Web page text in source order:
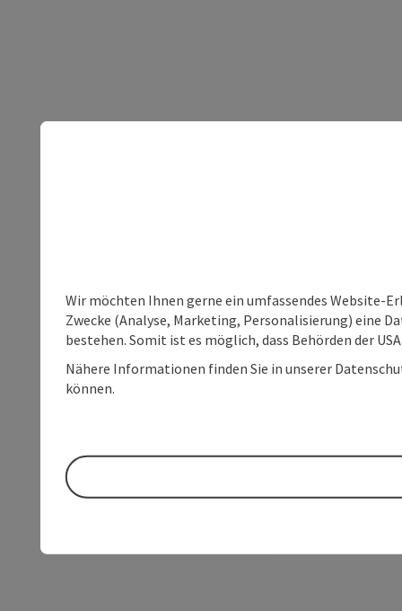
Wir möchten Ihnen gerne ein umfassendes Website-
Zwecke (Analyse, Marketing, Personalisierung) eine
bestehen. Somit ist es möglich, dass Behörden der
Nähere Informationen finden Sie in unserer
können.